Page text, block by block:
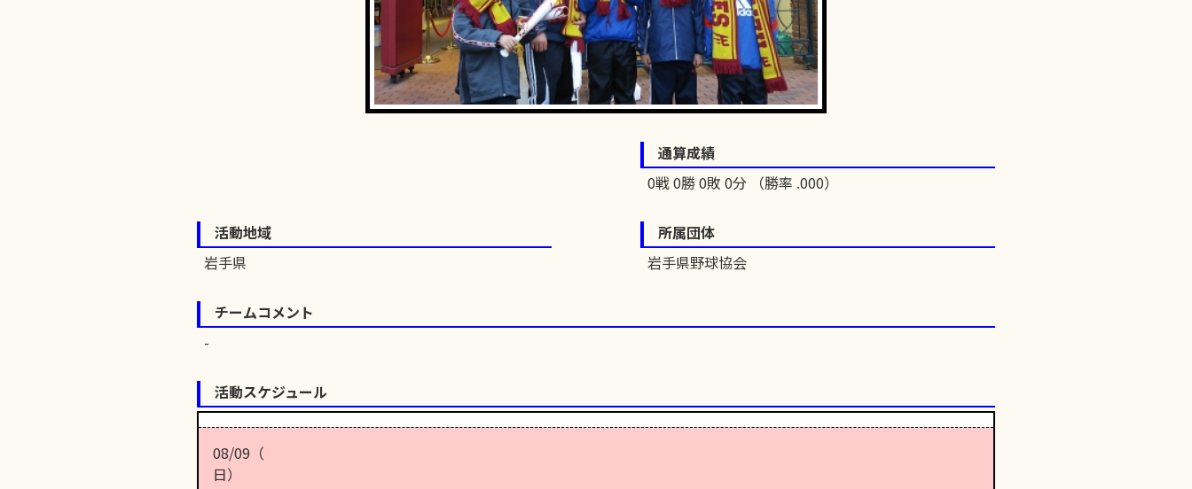
通算成績
0戦 0勝 0敗 0分 （勝率 .000）
活動地域
岩手県
所属団体
岩手県野球協会
チームコメント
活動スケジュール
08/09（
日）